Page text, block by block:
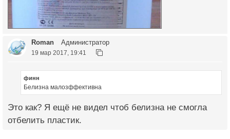
Roman Администратор
19 мар 2017, 19:41
финн
Белизна малозффективна
Это как? Я ещё не видел чтоб белизна не смогла
отбелить пластик.